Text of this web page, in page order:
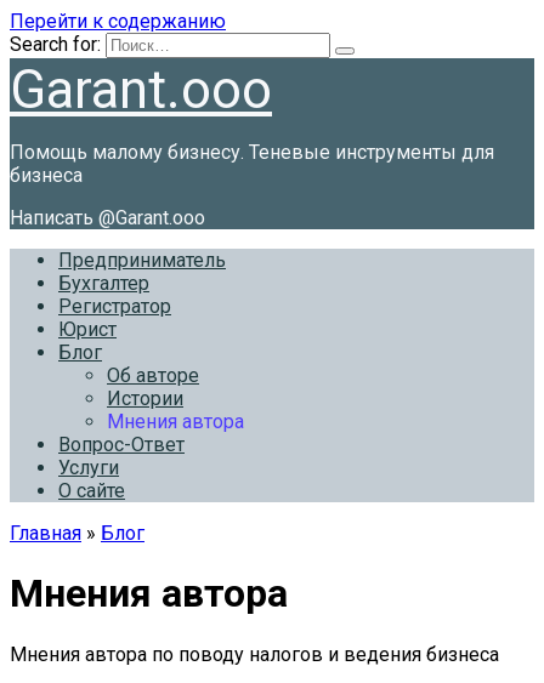
Перейти к содержанию
Search for:
Garant.ooo
Помощь малому бизнесу. Теневые инструменты для
бизнеса
Написать @Garant.ooo
Предприниматель
Бухгалтер
Регистратор
Юрист
Блог
Об авторе
Истории
Мнения автора
Вопрос-Ответ
Услуги
О сайте
Главная » Блог
Мнения автора
Мнения автора по поводу налогов и ведения бизнеса